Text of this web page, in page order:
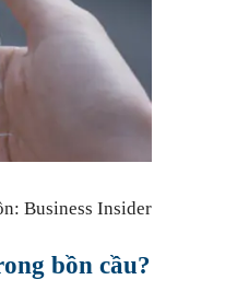
Business Insider
bồn cầu?